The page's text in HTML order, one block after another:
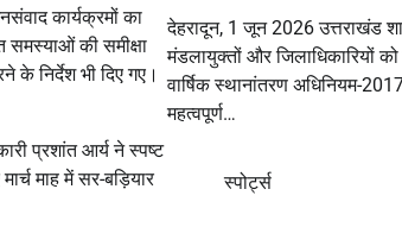
कार्यक्रमों का
समस्याओं की समीक्षा
निर्देश भी दिए गए।
प्रशांत आर्य ने स्पष्ट
माह में सर-बड़ियार
देहरादून, 1 जून 2026 उत्तराखंड
मंडलायुक्तों और जिलाधिकारियों
वार्षिक स्थानांतरण अधिनियम-
महत्वपूर्ण…
स्पोर्ट्स